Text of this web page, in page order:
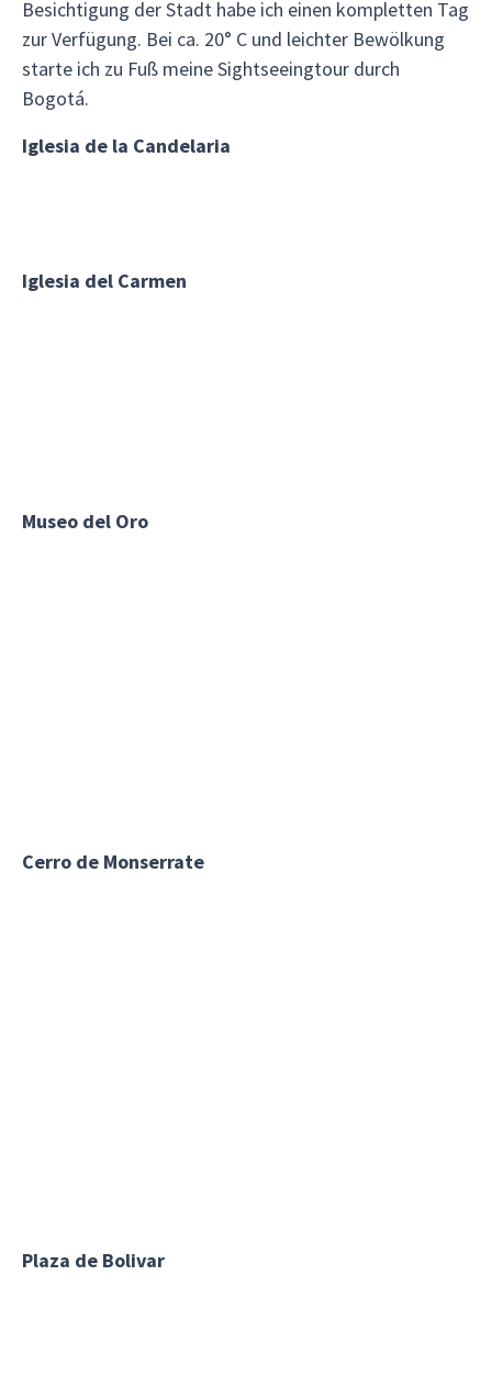
Besichtigung der Stadt habe ich einen kompletten Tag
zur Verfügung. Bei ca. 20° C und leichter Bewölkung
starte ich zu Fuß meine Sightseeingtour durch
Bogotá.
Iglesia de la Candelaria
Iglesia del Carmen
Museo del Oro
Cerro de Monserrate
Plaza de Bolivar